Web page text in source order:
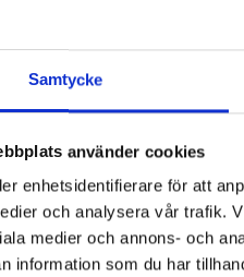
Samtycke
använder cookies
enhetsidentifierare för att
och analysera vår trafik.
medier och annons- och
information som du har